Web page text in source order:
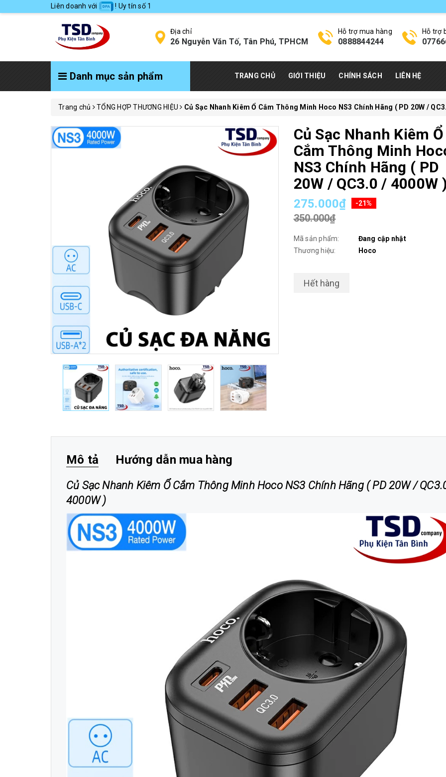
Liên doanh với ! Uy tín số 1
Địa chỉ
26 Nguyễn Văn Tố, Tân Phú, TPHCM
Hỗ trợ mua hàng
0888844244
Hỗ trợ
Danh mục sản phẩm TRANG CHỦ GIỚI THIỆU CHÍNH SÁCH LIÊN HỆ
Trang chủ TỔNG HỢP THƯƠNG HIỆU Củ Sạc Nhanh Kiêm Ổ Cắm Thông Minh Hoco NS3 Chính Hãng ( PD 20W /
Củ Sạc Nhanh Kiêm Ổ
Cắm Thông Minh
NS3 Chính Hãng ( PD
20W / QC3.0 / 4000W
275.000₫ -21%
350.000₫
Mã sản phẩm:
Đang cập nhật
Thương hiệu:
Hoco
Hết hàng
Mô tả Hướng dẫn mua hàng
Củ Sạc Nhanh Kiêm Ổ Cắm Thông Minh Hoco NS3 Chính Hãng ( PD 20W /
4000W )